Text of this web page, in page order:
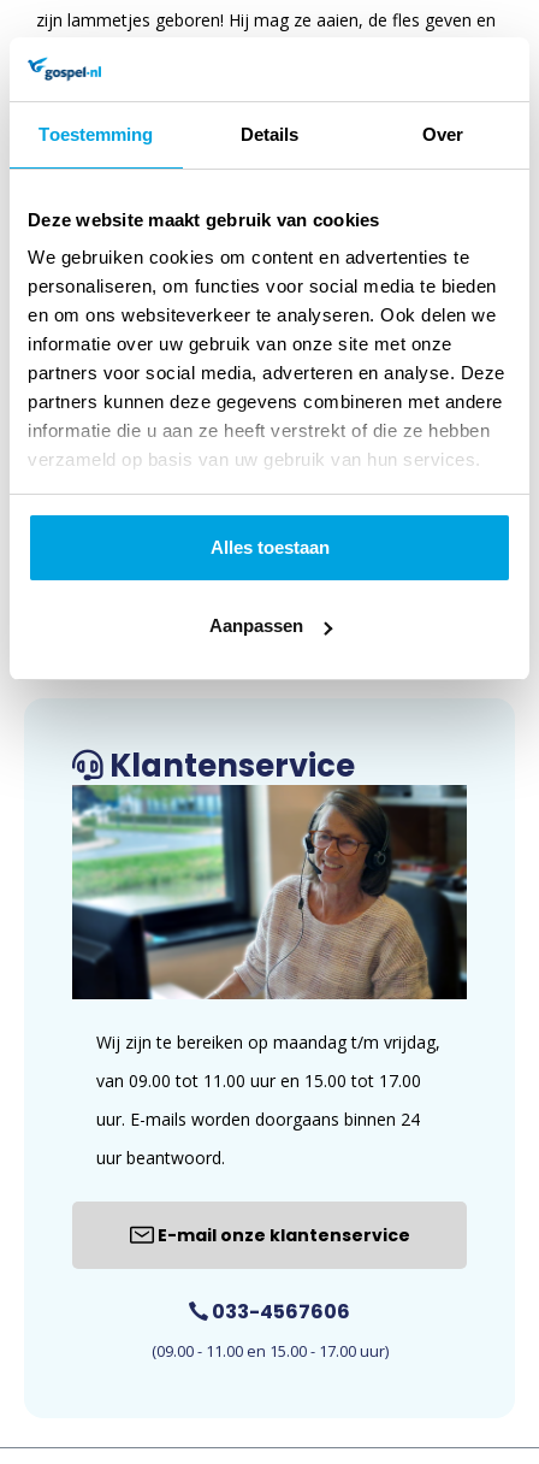
Toestemming Details Over
Deze website maakt gebruik van cookies
We gebruiken cookies om content en advertenties te
personaliseren, om functies voor social media te bieden
en om ons websiteverkeer te analyseren. Ook delen we
informatie over uw gebruik van onze site met onze
partners voor social media, adverteren en analyse. Deze
partners kunnen deze gegevens combineren met andere
informatie die u aan ze heeft verstrekt of die ze hebben
verzameld op basis van uw gebruik van hun services.
Alles toestaan
Aanpassen
zijn lammetjes geboren! Hij mag ze aaien, de fles geven en
natuurlijk proeven van de melk en kaas.In de schuur zijn
kleine geitjes.Kijk, ze liggen bij elkaar.Mama koopt een mini-
flesjeen ze zegt: 'Geef jij het maar.'
Specificaties
Titel: Bobbi en de geitjes
Auteur: Monica Maas
Verschijningsvorm: Paperback
NUR-code: 271
Uitgever: Kluitman Alkmaar B.V., Uitgeverij
Peuterboeken
Klantenservice
Wij zijn te bereiken op maandag t/m vrijdag,
van 09.00 tot 11.00 uur en 15.00 tot 17.00
uur. E-mails worden doorgaans binnen 24
uur beantwoord.
E-mail onze klantenservice
033-4567606
(09.00 - 11.00 en 15.00 - 17.00 uur)